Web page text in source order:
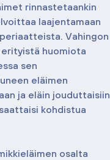
rinnastetaankin
laajentamaan
Vahingon
huomiota
sen
eläimen
ja eläin jouduttaisiin
kohdistua
osalta